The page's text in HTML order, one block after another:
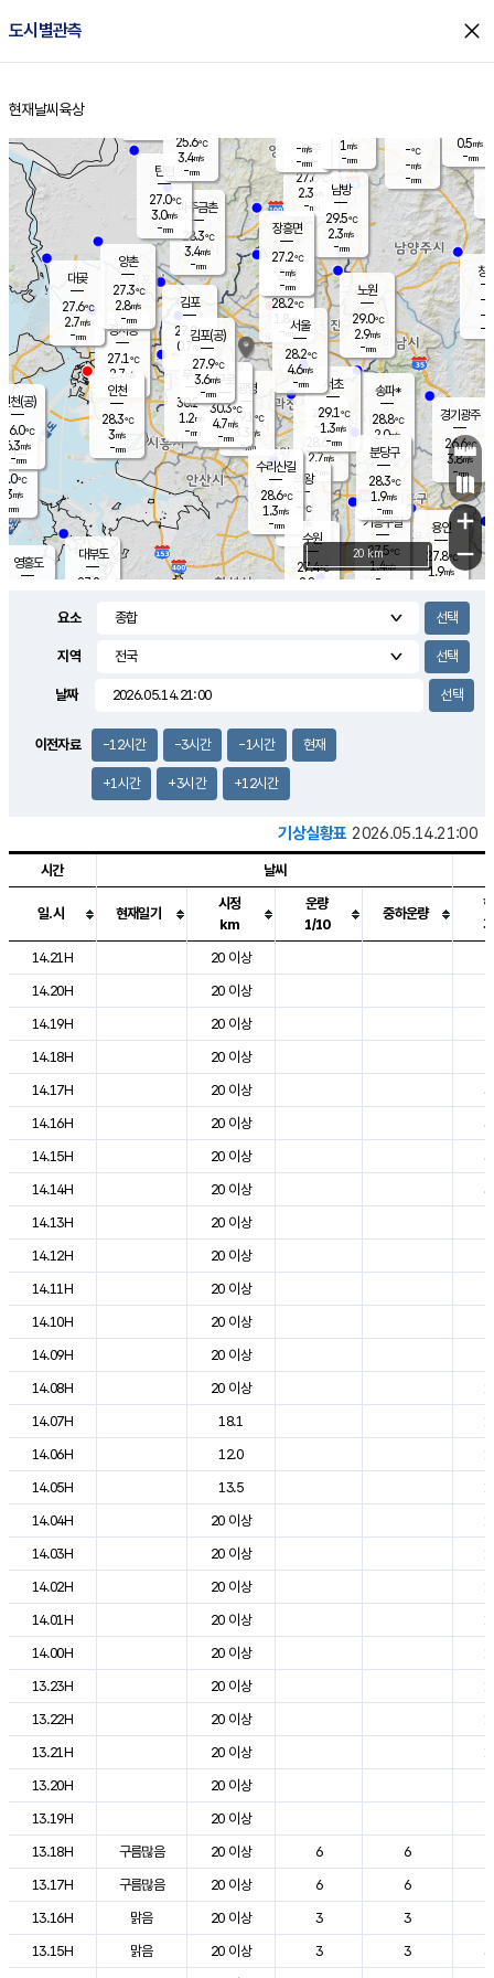
도시별관측 close
홈
현재날씨 육상
의도
℃
m/s
mm
영흥도
양주
27.6℃
2.3
-mm
과천
28.6℃
2.7m/s
- mm
용인
27.8℃
1.9m/s
경기광주
26.6℃
3.8m/s
-mm
2.2m/s
대부도
27.2
경서동
27.1℃
2.7 m/s
-mm
파주금촌
28.3℃
3.4m/s
-mm
-℃
-m/s
-mm
대곶
27.6℃
2.7m/s
-mm
창
-
-m/
-
탄현
27.0℃
3.0m/s
-mm
0.5m/s
-mm
의왕
- ℃
m/s
mm
김포
27.0℃
0.7 m/s
mm
광명
29.1
℃
3.3 m/s
-mm
부천
30.2℃
1.2m/s
-mm
양촌
27.3℃
2.8m/s
-mm
구로
30.3℃
4.7m/s
-mm
은평
28.2℃
1.8 m/s
- mm
노원
29.0℃
2.9m/s
-mm
송파*
28.8℃
2.0m/s
-mm
서초
29.1℃
1.3m/s
-mm
남방
29.5℃
2.3m/s
-mm
기흥구갈
27.5℃
1.4m/s
-
수리산길
28.6℃
1.3m/s
-mm
분당구
28.3℃
1.9m/s
-mm
장흥면
27.2℃
-m/s
-mm
-m/s
-mm
인천(공)
26.0℃
6.3m/s
-mm
김포(공)
27.9℃
3.6m/s
-mm
수원
27.4℃
2.8 m/s
인천
28.3℃
3m/s
-mm
서울
28.2℃
4.6m/s
-mm
25.6℃
3.4m/s
-mm
1 m/s
-mm
+
−
20 km
요소
지역
날짜
이전자료 -12시간 -3시간 -1시간 현재
+1시간 +3시간 +12시간
기상실황표 2026.05.14.21:00
도시별 기상실황표로 지점, 날씨, 기온, 강수, 바람, 기압등을 안내한 표입
시간 날씨
일.시 현재일기
시정
km
운량
1/10
중하운량
14.21H
20 이상
14.20H
20 이상
14.19H
20 이상
14.18H
20 이상
14.17H
20 이상
14.16H
20 이상
14.15H
20 이상
14.14H
20 이상
14.13H
20 이상
14.12H
20 이상
14.11H
20 이상
14.10H
20 이상
14.09H
20 이상
14.08H
20 이상
14.07H
18.1
14.06H
12.0
14.05H
13.5
14.04H
20 이상
14.03H
20 이상
14.02H
20 이상
14.01H
20 이상
14.00H
20 이상
13.23H
20 이상
13.22H
20 이상
13.21H
20 이상
13.20H
20 이상
13.19H
20 이상
13.18H
구름많음 20 이상 6 6
13.17H
구름많음 20 이상 6 6
13.16H
맑음 20 이상 3 3
13.15H
맑음 20 이상 3 3